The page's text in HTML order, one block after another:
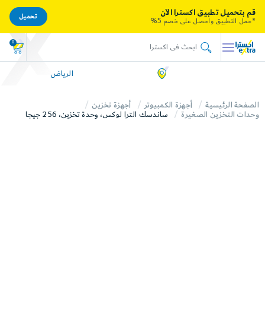
0
الرياض
الصفحة الرئيسية أجهزة الكمبيوتر
أجهزة تخزين
وحدات التخزين الصغيرة
ساندسك الترا لوكس، وحدة تخزين، 256 جيجا
قم بتحميل تطبيق اكسترا الآن
*حمل التطبيق واحصل على خصم 5%
تحميل